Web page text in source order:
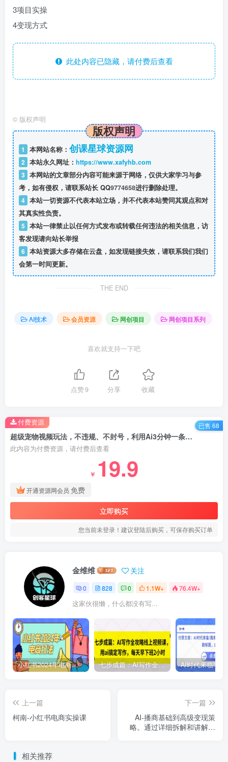
3项目实操
4变现方式
此处内容已隐藏，请付费后查看
© 版权声明
版权声明
1 本网站名称： 创课星球资源网
2 本站永久网址： https://www.xafyhb.com
3 本网站的文章部分内容可能来源于网络，仅供大家学习与参
考，如有侵权，请联系站长 QQ9774658进行删除处理。
4 本站一切资源不代表本站立场，并不代表本站赞同其观点和对
其真实性负责。
5 本站一律禁止以任何方式发布或转载任何违法的相关信息，访
客发现请向站长举报
6 本站资源大多存储在云盘，如发现链接失效，请联系我们我们
会第一时间更新。
THE END
AI技术 会员资源 网创项目 网创项目系列
喜欢就支持一下吧
点赞9 分享 收藏
超级宠物视频玩法，不违规、不封号，利用Ai3分钟一条视频
此内容为付费资源，请付费后查看
￥ 19.9
开通资源网会员 免费
立即购买
您当前未登录！建议登陆后购买，可保存购买订单
付费资源 已售 68
金维维 关注
0 828 0 1.1W+ 76.4W+
这家伙很懒，什么都没有写...
小红书2024年电商打法，手把手教你如何打爆小红书店铺 七步成篇：AI写作全攻略线上视频课，用ai搞定写作，每天早下班2小时
上一篇
柯南-小红书电商实操课
下一篇
AI-播商基础到高级变现策
略。通过详细拆解和讲解，
相关推荐